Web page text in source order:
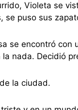
Violeta se
se puso sus
se encontró
nada. Decidió
la ciudad.